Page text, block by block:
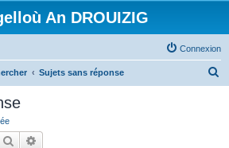
An DROUIZIG
Connexion
Sujets sans réponse
Rechercher